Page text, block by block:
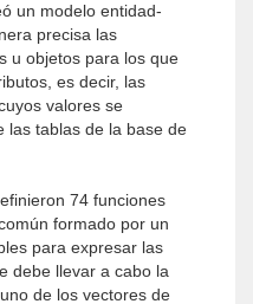
un modelo entidad-
precisa las
u objetos para los que
es decir, las
valores se
las tablas de la base de
74 funciones
formado por un
para expresar las
debe llevar a cabo la
de los vectores de